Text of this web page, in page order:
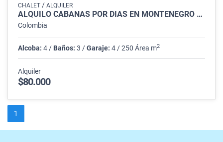
CHALET / ALQUILER
ALQUILO CABAÑAS POR DÍAS EN MONTENEGRO QUINDÍO
Colombia
Alcoba: 4 / Baños: 3 /Garaje: 4 / 250 Área m2
Alquiler
$80.000
1